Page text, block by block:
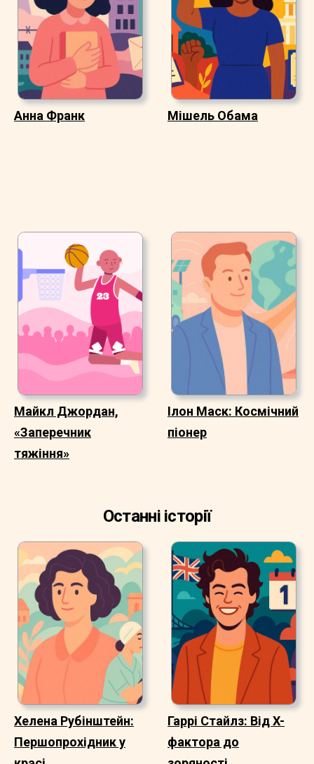
Анна Франк Мішель Обама
Майкл Джордан,
«Заперечник
тяжіння»
Ілон Маск: Космічний
піонер
Останні історії
Хелена Рубінштейн:
Першопрохідник у
Гаррі Стайлз: Від X-
фактора до